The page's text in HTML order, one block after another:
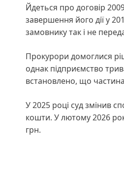
Йдеться про договір
завершення його дії у
замовнику так і не
Прокурори домоглися
однак підприємство
встановлено, що
У 2025 році суд змінив
кошти. У лютому 2026
грн.